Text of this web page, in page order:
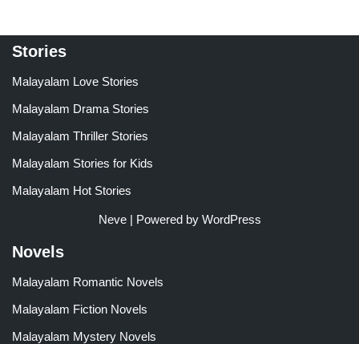
Stories
Malayalam Love Stories
Malayalam Drama Stories
Malayalam Thriller Stories
Malayalam Stories for Kids
Malayalam Hot Stories
Neve| Powered by WordPress
Novels
Malayalam Romantic Novels
Malayalam Fiction Novels
Malayalam Mystery Novels